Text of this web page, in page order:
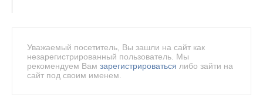
Уважаемый посетитель, Вы зашли на сайт как
незарегистрированный пользователь. Мы
рекомендуем Вам зарегистрироваться либо зайти на
сайт под своим именем.